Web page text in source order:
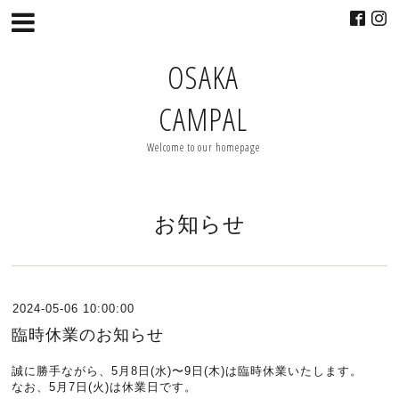
OSAKA
CAMPAL
Welcome to our homepage
お知らせ
2024-05-06 10:00:00
臨時休業のお知らせ
誠に勝手ながら、5月8日(水)〜9日(木)は臨時休業いたします。
なお、5月7日(火)は休業日です。